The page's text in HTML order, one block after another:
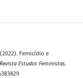
Femicídio e
Revista Estudos Feministas,